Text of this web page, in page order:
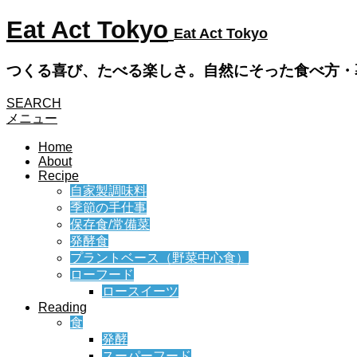
Eat Act Tokyo Eat Act Tokyo
つくる喜び、たべる楽しさ。自然にそった食べ方
SEARCH
メニュー
Home
About
Recipe
自家製調味料
季節の手仕事
保存食/常備菜
発酵食
プラントベース（野菜中心食）
ローフード
ロースイーツ
Reading
食
発酵